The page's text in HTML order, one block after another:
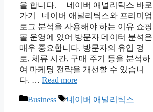
을 합니다. 네이버 애널리틱스 바로
가기 네이버 애널리틱스와 프리미엄
로그 분석을 사용해야 하는 이유 쇼핑
몰 운영에 있어 방문자 데이터 분석은
매우 중요합니다. 방문자의 유입 경
로, 체류 시간, 구매 주기 등을 분석하
여 마케팅 전략을 개선할 수 있습니
다. … Read more
Categories
Business Tags
네이버 애널리틱스